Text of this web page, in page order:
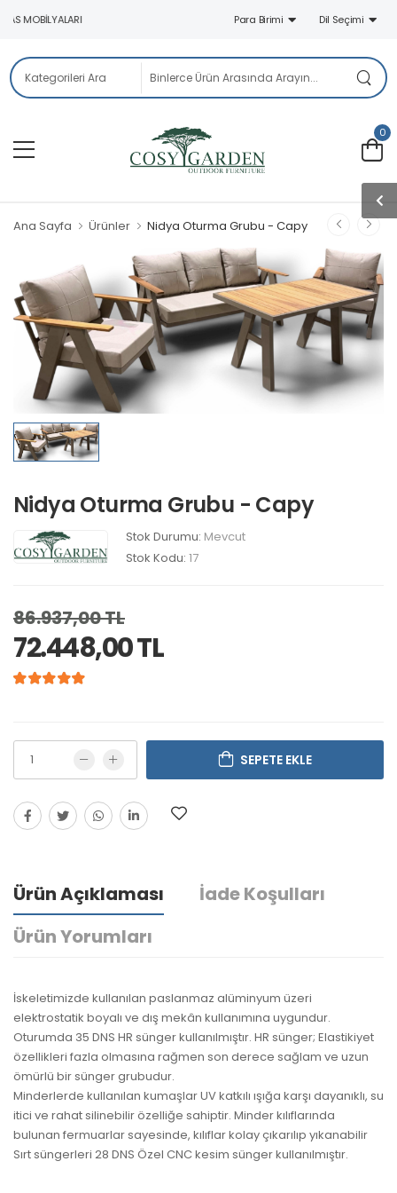
MOBILYALARI Para Birimi Dil Seçimi
0
Ana Sayfa Ürünler Nidya Oturma Grubu - Capy
Nidya Oturma Grubu - Capy
Stok Durumu: Mevcut
Stok Kodu: 17
86.937,00 TL
72.448,00 TL
SEPETE EKLE
Ürün Açıklaması
İade Koşulları
Ürün Yorumları
İskeletimizde kullanılan paslanmaz alüminyum üzeri
elektrostatik boyalı ve dış mekân kullanımına uygundur.
Oturumda 35 DNS HR sünger kullanılmıştır. HR sünger; Elastikiyet
özellikleri fazla olmasına rağmen son derece sağlam ve uzun
ömürlü bir sünger grubudur.
Minderlerde kullanılan kumaşlar UV katkılı ışığa karşı dayanıklı, su
itici ve rahat silinebilir özelliğe sahiptir. Minder kılıflarında
bulunan fermuarlar sayesinde, kılıflar kolay çıkarılıp yıkanabilir
Sırt süngerleri 28 DNS Özel CNC kesim sünger kullanılmıştır.
Yorum bulunamadı..